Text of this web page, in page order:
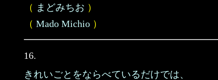
（ まどみちお ）
（ Mado Michio ）
16.
きれいごとをならべているだけでは、